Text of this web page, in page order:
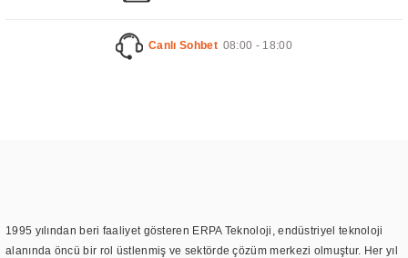
Canlı Sohbet 08:00 - 18:00
1995 yılından beri faaliyet gösteren ERPA Teknoloji, endüstriyel teknoloji
alanında öncü bir rol üstlenmiş ve sektörde çözüm merkezi olmuştur. Her yıl